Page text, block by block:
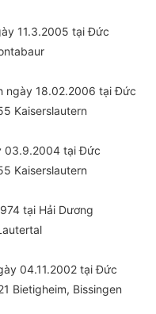
11.3.2005 tại Đức
ngày 18.02.2006 tại Đức
Kaiserslautern
03.9.2004 tại Đức
Kaiserslautern
tại Hải Dương
04.11.2002 tại Đức
Bietigheim, Bissingen